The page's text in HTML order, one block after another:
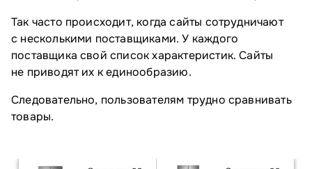
Так часто происходит, когда сайты сотрудничают
с несколькими поставщиками. У каждого
поставщика свой список характеристик. Сайты
не приводят их к единообразию.
Следовательно, пользователям трудно сравнивать
товары.